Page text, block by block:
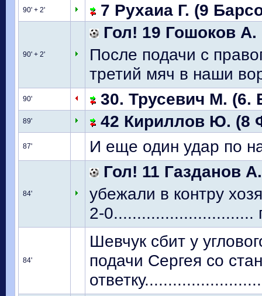
90' + 2' 7 Рухаиа Г. (9
90' + 2'
Гол! 19 Гошоков А.
После подачи с
третий мяч в наши
90' 30. Трусевич М. (6.
89' 42 Кириллов Ю. (8
87' И еще один удар по
84'
Гол! 11 Газданов А.
убежали в контру
2-0..............................
84'
Шевчук сбит у
подачи Сергея со